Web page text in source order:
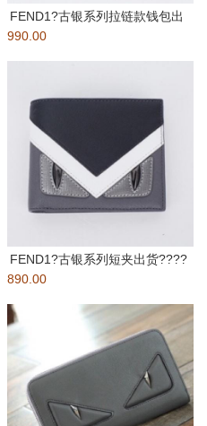
FEND1?古银系列拉链款钱包出
货????头层进口?牛皮，里
990.00
FEND1?古银系列短夹出货????
头层进口?牛皮，里外全皮
890.00